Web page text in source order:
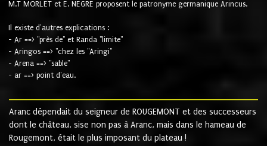
M.T MORLET et E. NEGRE proposent le patronyme germanique Arincus.
Il existe d'autres explications :
- Ar ==> "près de" et Randa "limite"
- Aringos ==> "chez les "Aringi"
- Arena ==> "sable"
- ar ==> point d'eau.
Aranc dépendait du seigneur de ROUGEMONT et des successeurs
dont le château, sise non pas à Aranc, mais dans le hameau de
Rougemont, était le plus imposant du plateau !